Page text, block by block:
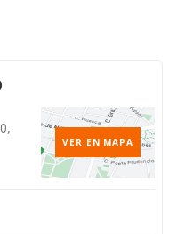
VER EN MAPA